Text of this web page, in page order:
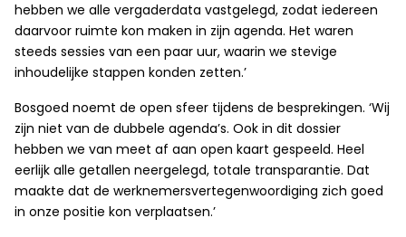
hebben we alle vergaderdata vastgelegd, zodat iedereen
daarvoor ruimte kon maken in zijn agenda. Het waren
steeds sessies van een paar uur, waarin we stevige
inhoudelijke stappen konden zetten.’
Bosgoed noemt de open sfeer tijdens de besprekingen. ‘Wij
zijn niet van de dubbele agenda’s. Ook in dit dossier
hebben we van meet af aan open kaart gespeeld. Heel
eerlijk alle getallen neergelegd, totale transparantie. Dat
maakte dat de werknemersvertegenwoordiging zich goed
in onze positie kon verplaatsen.’